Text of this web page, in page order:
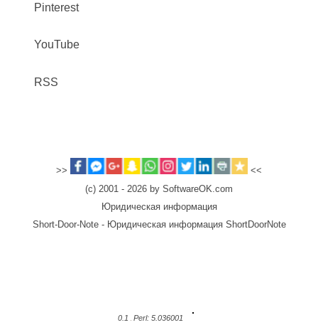
Pinterest
YouTube
RSS
>>
<<
(c) 2001 - 2026 by SoftwareOK.com
Юридическая информация
Short-Door-Note - Юридическая информация ShortDoorNote
0.1 Perl: 5.036001